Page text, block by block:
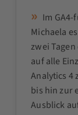
Im
Michaela
zwei
auf alle
Analytics 4
bis hin zur
Ausblick